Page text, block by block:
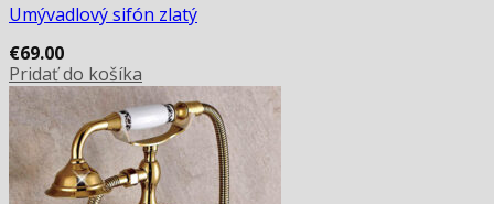
Umývadlový sifón zlatý
€69.00
Pridať do košíka